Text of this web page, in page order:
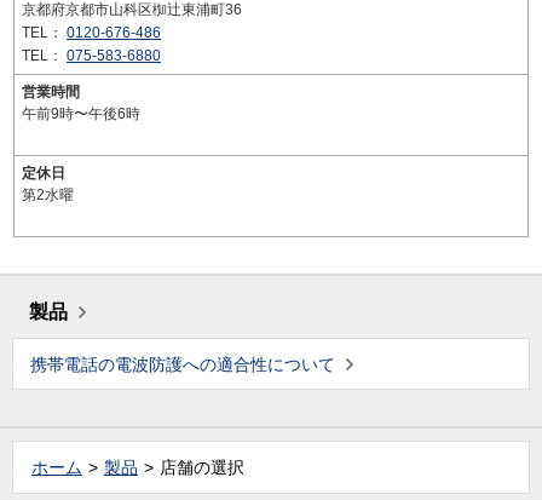
京都府京都市山科区椥辻東浦町36
TEL： 0120-676-486
TEL： 075-583-6880
営業時間
午前9時〜午後6時
定休日
第2水曜
製品
携帯電話の電波防護への適合性について
ホーム 製品 店舗の選択